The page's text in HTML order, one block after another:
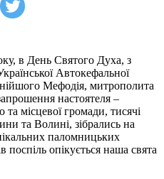
в День Святого Духа, з
Автокефальної
Мефодія, митрополита
настоятеля –
та місцевої громади, тисячі
та Волині, зібрались на
паломницьких
поспіль опікується наша свята